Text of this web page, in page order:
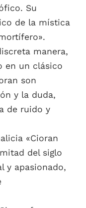
Su
de la mística
manera,
en un clásico
son
y la duda,
de ruido y
«Cioran
del siglo
y apasionado,